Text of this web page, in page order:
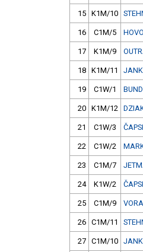
15 K1M/10
16 C1M/5
17 K1M/9
18 K1M/11
19 C1W/1
20 K1M/12
21 C1W/3
22 C1W/2
23 C1M/7
24 K1W/2
25 C1M/9
26 C1M/11
27 C1M/10